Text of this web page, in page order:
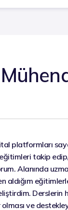
platformları
takip
Alanında
aldığım
Derslerin
ve